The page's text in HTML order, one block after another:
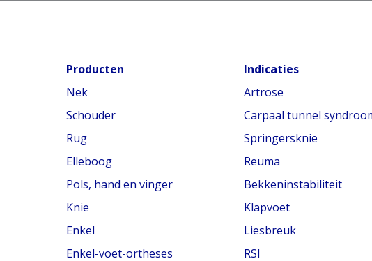
Producten
Nek
Schouder
Rug
Elleboog
Pols, hand en vinger
Knie
Enkel
Enkel-voet-ortheses
Indicaties
Artrose
Carpaal tunnel
Springersknie
Reuma
Bekkeninstabiliteit
Klapvoet
Liesbreuk
RSI